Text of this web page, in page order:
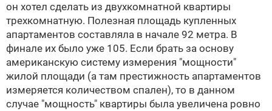
он хотел сделать из двухкомнатной квартиры
трехкомнатную. Полезная площадь купленных
апартаментов составляла в начале 92 метра. В
финале их было уже 105. Если брать за основу
американскую систему измерения "мощности"
жилой площади (а там престижность апартаментов
измеряется количеством спален), то в данном
случае "мощность" квартиры была увеличена ровно